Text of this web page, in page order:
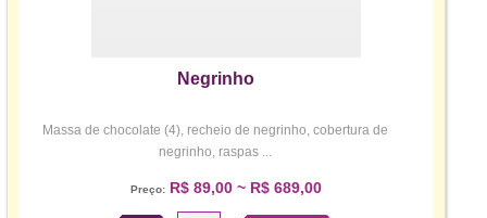
Negrinho
Massa de chocolate (4), recheio de negrinho, cobertura de
negrinho, raspas ...
Preço:R$ 89,00 ~ R$ 689,00